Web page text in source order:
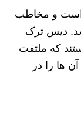
بازار شده است و مخاطب
دیس ترک
که ملتفت
ها را در